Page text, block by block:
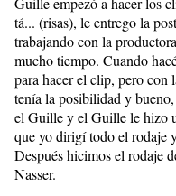
tá... (risas), le entrego la
trabajando con la
mucho tiempo. Cuando
para hacer el clip, pero
tenía la posibilidad y
el Guille y el Guille le hizo
que yo dirigí todo el rodaje
Después hicimos el rodaje
Nasser.